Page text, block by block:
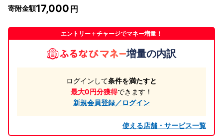
寄附金額17,000
エントリー＋チャージでマネー増量！
増量の内訳
ログインして条件を満たすと
最大0円分獲得できます！
新規会員登録／ログイン
使える店舗・サービス一覧